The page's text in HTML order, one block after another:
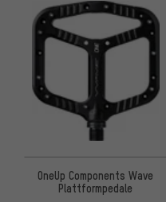
OneUp Components Wave
Plattformpedale